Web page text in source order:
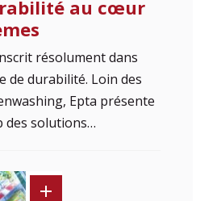
au cœur
résolument dans
de durabilité. Loin des
Epta présente
des solutions…